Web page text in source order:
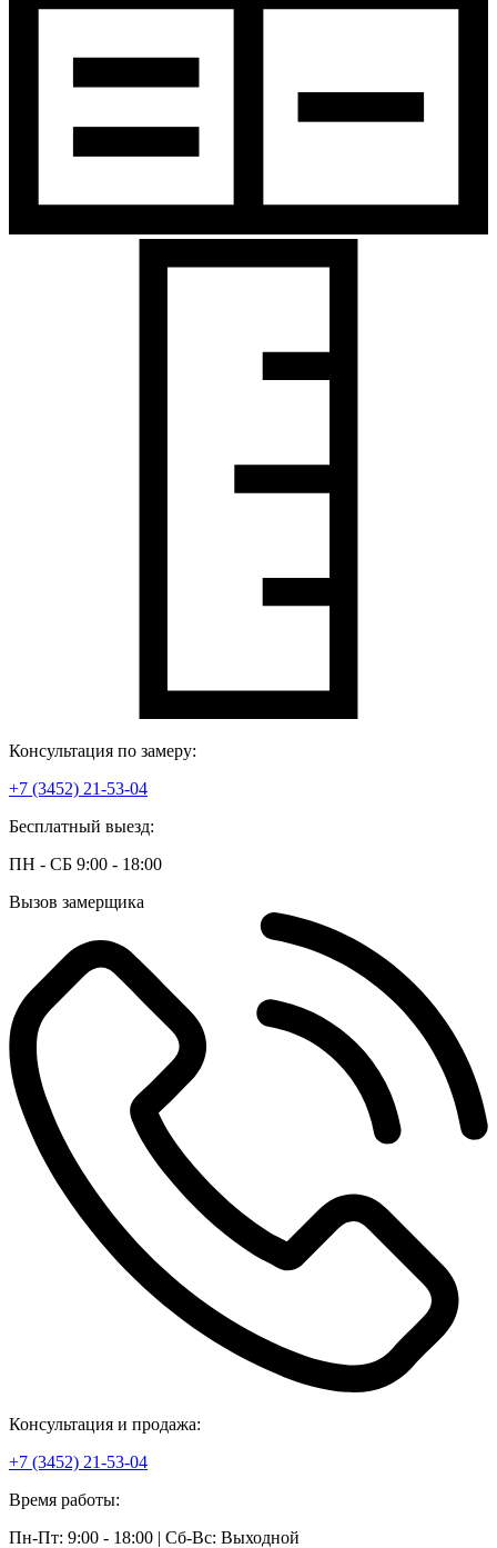
Консультация по замеру:
+7 (3452) 21-53-04
Бесплатный выезд:
ПН - СБ 9:00 - 18:00
Вызов замерщика
Консультация и продажа:
+7 (3452) 21-53-04
Время работы:
Пн-Пт: 9:00 - 18:00 | Сб-Вс: Выходной